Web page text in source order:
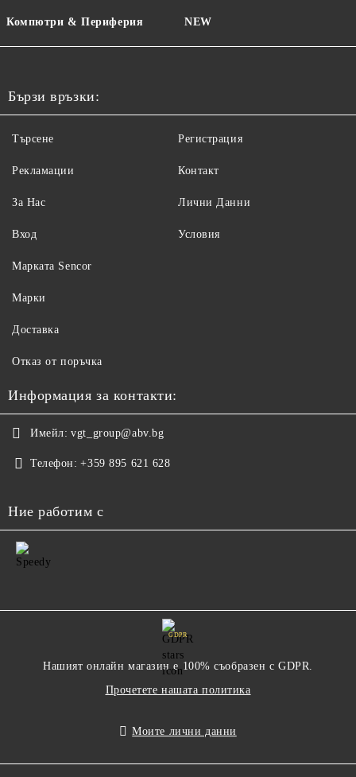
Компютри & Периферия NEW
Бързи връзки:
Търсене
Рекламации
За Нас
Вход
Регистрация
Контакт
Лични Данни
Условия
Maрката Sencor
Марки
Доставка
Отказ от поръчка
Информация за контакти:
Имейл: vgt_group@abv.bg
Телефон: +359 895 621 628
Ние работим с
GDPR
Нашият онлайн магазин е 100% съобразен с GDPR.
Прочетете нашата политика
Моите лични данни